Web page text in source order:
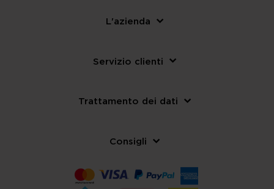
L'azienda
Servizio clienti
Trattamento dei dati
Consigli